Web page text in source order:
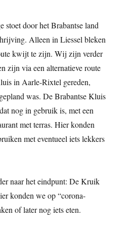
stoet door het Brabantse land
Alleen in Liessel bleken
kwijt te zijn. Wij zijn verder
zijn via een alternatieve route
in Aarle-Rixtel gereden,
was. De Brabantse Kluis
nog in gebruik is, met een
met terras. Hier konden
met eventueel iets lekkers
naar het eindpunt: De Kruik
konden we op “corona-
of later nog iets eten.